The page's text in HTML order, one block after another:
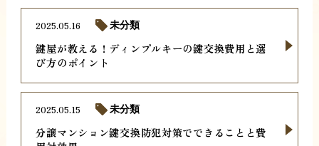
鍵屋が教える！ディンプルキーの鍵交換費用と選
び方のポイント
2025.05.16 未分類
分譲マンション鍵交換防犯対策でできることと費
2025.05.15 未分類